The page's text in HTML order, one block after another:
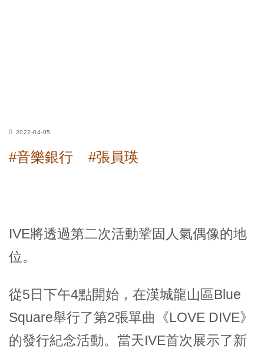
2022-04-05
#音樂銀行 #張員瑛
IVE將透過第二次活動鞏固人氣偶像的地
位。
從5日下午4點開始，在漢城龍山區Blue
Square舉行了第2張單曲《LOVE DIVE》
的發行紀念活動。當天IVE首次展示了新